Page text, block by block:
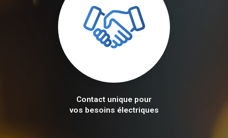
Contact unique pour
vos besoins électriques